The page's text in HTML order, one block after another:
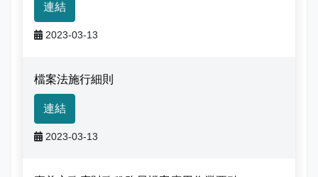
娛樂稅
稅務行事曆
書表下載
繳納證明
稅籍異動即時通
政府資訊公開專區
有獎徵答
最新債務訊息
不動產移轉專區
行政救濟專區
檔案應用園地
首長簡介
經營理念
組織職掌
連結
2023-03-13
檔案法施行細則
連結
2023-03-13